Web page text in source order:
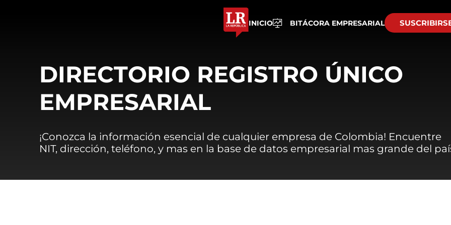
INICIO BITÁCORA EMPRESARIAL
DIRECTORIO REGISTRO ÚNICO
EMPRESARIAL
¡Conozca la información esencial de cualquier empresa de Colombia! Encuentre
NIT, dirección, teléfono, y mas en la base de datos empresarial mas grande del